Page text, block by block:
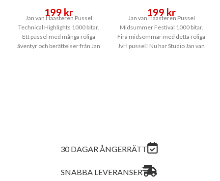
199 kr
Jan van Haasteren Pussel
Technical Highlights 1000 bitar.
Ett pussel med många roliga
äventyr och berättelser från Jan
199 kr
Jan van Haasteren Pussel
Midsummer Festival 1000 bitar.
Fira midsommar med detta roliga
JvH pussel! Nu har Studio Jan van
30 DAGAR ÅNGERRÄTT
SNABBA LEVERANSER